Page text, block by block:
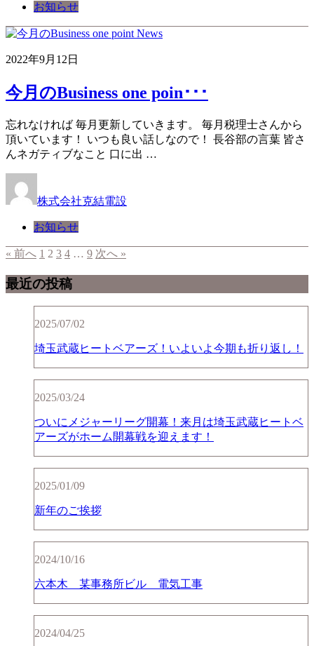
お知らせ
2022年9月12日
今月のBusiness one poin･･･
忘れなければ 毎月更新していきます。 毎月税理士さんから
頂いています！ いつも良い話しなので！ 長谷部の言葉 皆さ
んネガティブなこと 口に出 …
株式会社克結電設
お知らせ
« 前へ 1 2 3 4 … 9 次へ »
最近の投稿
2025/07/02
埼玉武蔵ヒートベアーズ！いよいよ今期も折り返し！
2025/03/24
ついにメジャーリーグ開幕！来月は埼玉武蔵ヒートベ
アーズがホーム開幕戦を迎えます！
2025/01/09
新年のご挨拶
2024/10/16
六本木 某事務所ビル 電気工事
2024/04/25